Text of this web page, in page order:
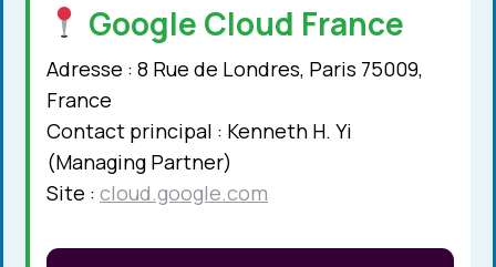
Google Cloud France
Adresse : 8 Rue de Londres, Paris 75009,
France
Contact principal : Kenneth H. Yi
(Managing Partner)
Site : cloud.google.com